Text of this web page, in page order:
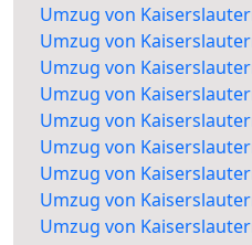
Umzug von
Umzug von
Umzug von
Umzug von
Umzug von
Umzug von
Umzug von
Umzug von
Umzug von